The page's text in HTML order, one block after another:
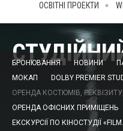
ОСВІТНІ ПРОЕКТИ
БРОНЮВАННЯ НОВИНИ
МОКАП
DOLBY PREMIER
ОРЕНДА КОСТЮМІВ,
ОРЕНДА ОФІСНИХ ПРИМІЩЕНЬ
ЕКСКУРСІЇ ПО КІНОСТУДІЇ